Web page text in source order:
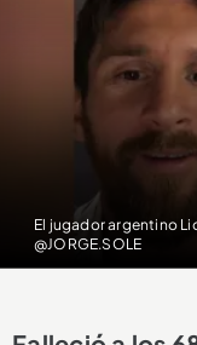
El jugador argentino
@JORGE.SOLE